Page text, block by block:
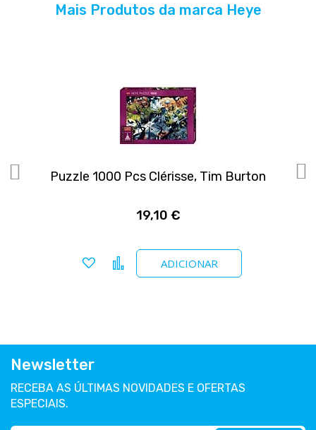
Mais Produtos da marca Heye
Puzzle 1000 Pcs Clérisse, Tim Burton
19,10 €
ADICIONAR
Adicionar a favoritos
Comparar
Newsletter
RECEBA AS ÚLTIMAS NOVIDADES E OFERTAS
ESPECIAIS.